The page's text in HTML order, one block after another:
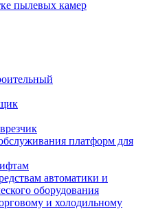
пылевых камер
платформ для
автоматики и
оборудования
и холодильному